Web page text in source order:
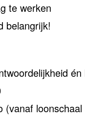
te werken
belangrijk!